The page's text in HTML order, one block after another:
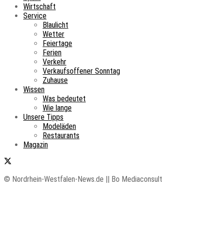
Wirtschaft
Service
Blaulicht
Wetter
Feiertage
Ferien
Verkehr
Verkaufsoffener Sonntag
Zuhause
Wissen
Was bedeutet
Wie lange
Unsere Tipps
Modeläden
Restaurants
Magazin
© Nordrhein-Westfalen-News.de || Bo Mediaconsult